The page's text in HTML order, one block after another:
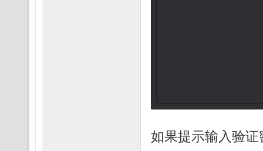
如果提示输入验